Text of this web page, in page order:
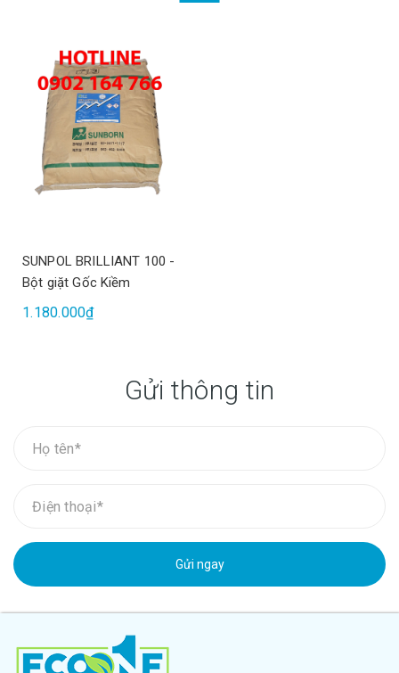
SUNPOL BRILLIANT 100 -
Bột giặt Gốc Kiềm
1.180.000₫
Gửi thông tin
Gửi ngay